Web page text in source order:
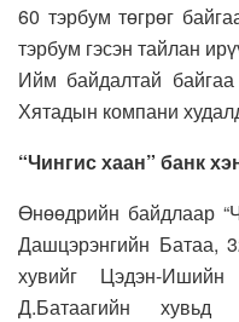
60 тэрбум төгрөг
тэрбум гэсэн тайлан
Ийм байдалтай байгаа
Хятадын компани
“Чингис хаан” банк
Өнөөдрийн байдлаар
Дашцэрэнгийн Батаа,
хувийг Цэдэн-
Д.Батаагийн